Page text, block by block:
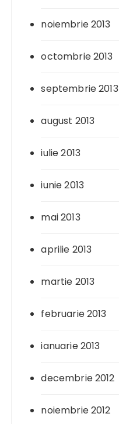
noiembrie 2013
octombrie 2013
septembrie 2013
august 2013
iulie 2013
iunie 2013
mai 2013
aprilie 2013
martie 2013
februarie 2013
ianuarie 2013
decembrie 2012
noiembrie 2012